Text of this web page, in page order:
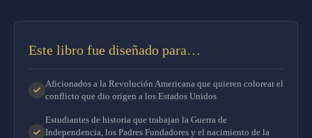
Este libro fue diseñado para…
Aficionados a la Revolución Americana que quieren colorear el
conflicto que dio origen a los Estados Unidos
Estudiantes de historia que trabajan la Guerra de
Independencia, los Padres Fundadores y el nacimiento de la